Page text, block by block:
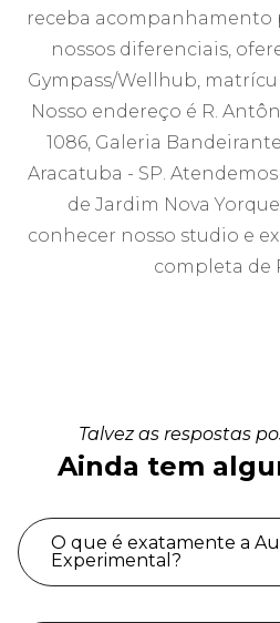
receba acompanhamento
nossos diferenciais,
Gympass/Wellhub,
Nosso endereço é R.
1086, Galeria
Aracatuba - SP.
de Jardim Nova
conhecer nosso studio e
completa de
Talvez as respostas
Ainda tem
O que é exatamente a
Experimental?